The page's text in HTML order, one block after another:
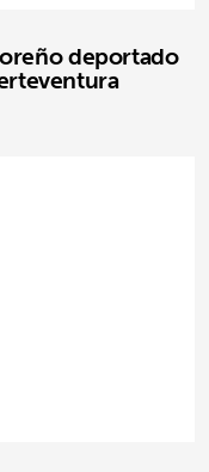
deportado